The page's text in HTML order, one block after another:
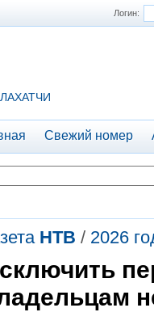
Логин:
Свежий номер
НТВ / 2026